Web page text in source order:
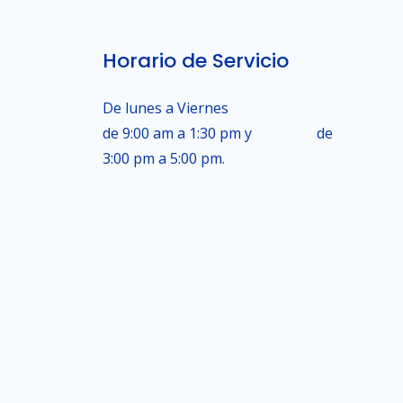
Horario de Servicio
De lunes a Viernes
de 9:00 am a 1:30 pm y de
3:00 pm a 5:00 pm.